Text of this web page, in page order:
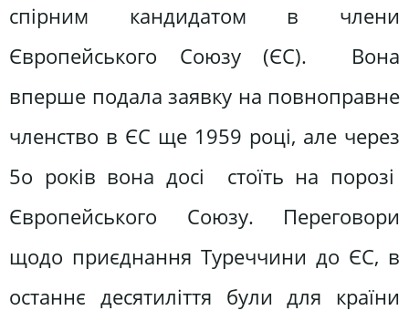
спірним кандидатом в члени
Європейського Союзу (ЄС). Вона
вперше подала заявку на повноправне
членство в ЄС ще 1959 році, але через
5о років вона досі стоїть на порозі
Європейського Союзу. Переговори
щодо приєднання Туреччини до ЄС, в
останнє десятиліття були для країни